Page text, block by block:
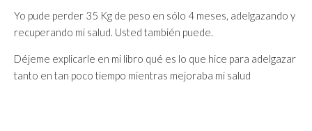
Yo pude perder 35 Kg de peso en sólo 4 meses, adelgazando y
recuperando mi salud. Usted también puede.
Déjeme explicarle en mi libro qué es lo que hice para adelgazar
tanto en tan poco tiempo mientras mejoraba mi salud